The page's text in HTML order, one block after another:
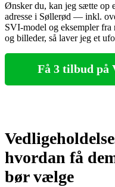
Ønsker du, kan jeg sætte op
adresse i Søllerød — inkl.
SVI‑model og eksempler
og billeder, så laver jeg et
Få 3 tilbud på
hvordan få
bør vælge